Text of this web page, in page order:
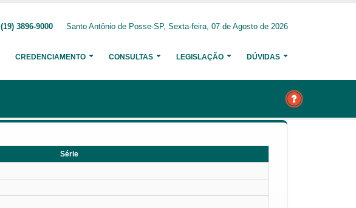
(19) 3896-9000 Santo Antônio de Posse-SP, Sexta-feira, 07 de Agosto de 2026
CREDENCIAMENTO CONSULTAS LEGISLAÇÃO DÚVIDAS
Série